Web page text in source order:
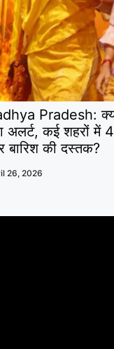
Pradesh: क्या
कई शहरों में
की दस्तक?
26, 2026